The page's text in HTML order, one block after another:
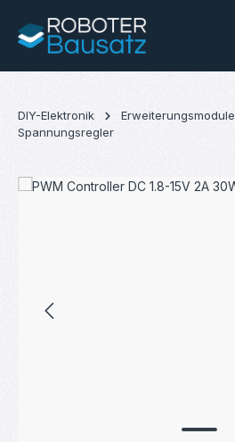
Zum Hauptinhalt springen
DIY-Elektronik Erweiterungsmodule
Spannungsregler
Bildergalerie überspringen